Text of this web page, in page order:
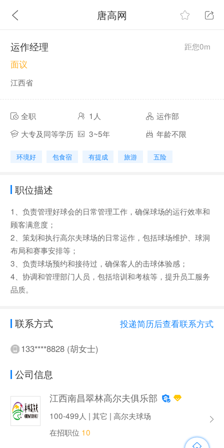
唐高网
运作经理 距您0m
面议
江西省
全职 1人
运作部
大专及同等学历
3~5年 年龄不限
环境好 包食宿 有提成 旅游 五险
职位描述
1、负责管理好球会的日常管理工作，确保球场的运行效率和
顾客满意度；
2、策划和执行高尔夫球场的日常运作，包括球场维护、球洞
布局和赛事安排等；
3、负责球场预约和接待过，确保客人的击球体验感；
4、协调和管理部门人员，包括培训和考核等，提升员工服务
品质。
联系方式 投递简历后查看联系方式
133****8828 (胡女士)
公司信息
江西南昌翠林高尔夫俱乐部
100-499人 | 其它 | 高尔夫球场
在招职位 10